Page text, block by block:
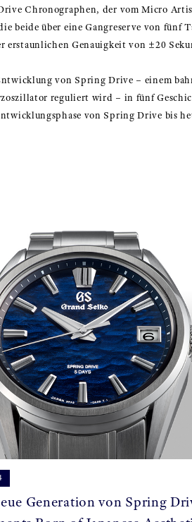
Chronographen, der vom Micro
beide über eine Gangreserve von fünf
erstaunlichen Genauigkeit von ±20
von Spring Drive – einem
reguliert wird – in fünf
von Spring Drive bis
Generation von Spring